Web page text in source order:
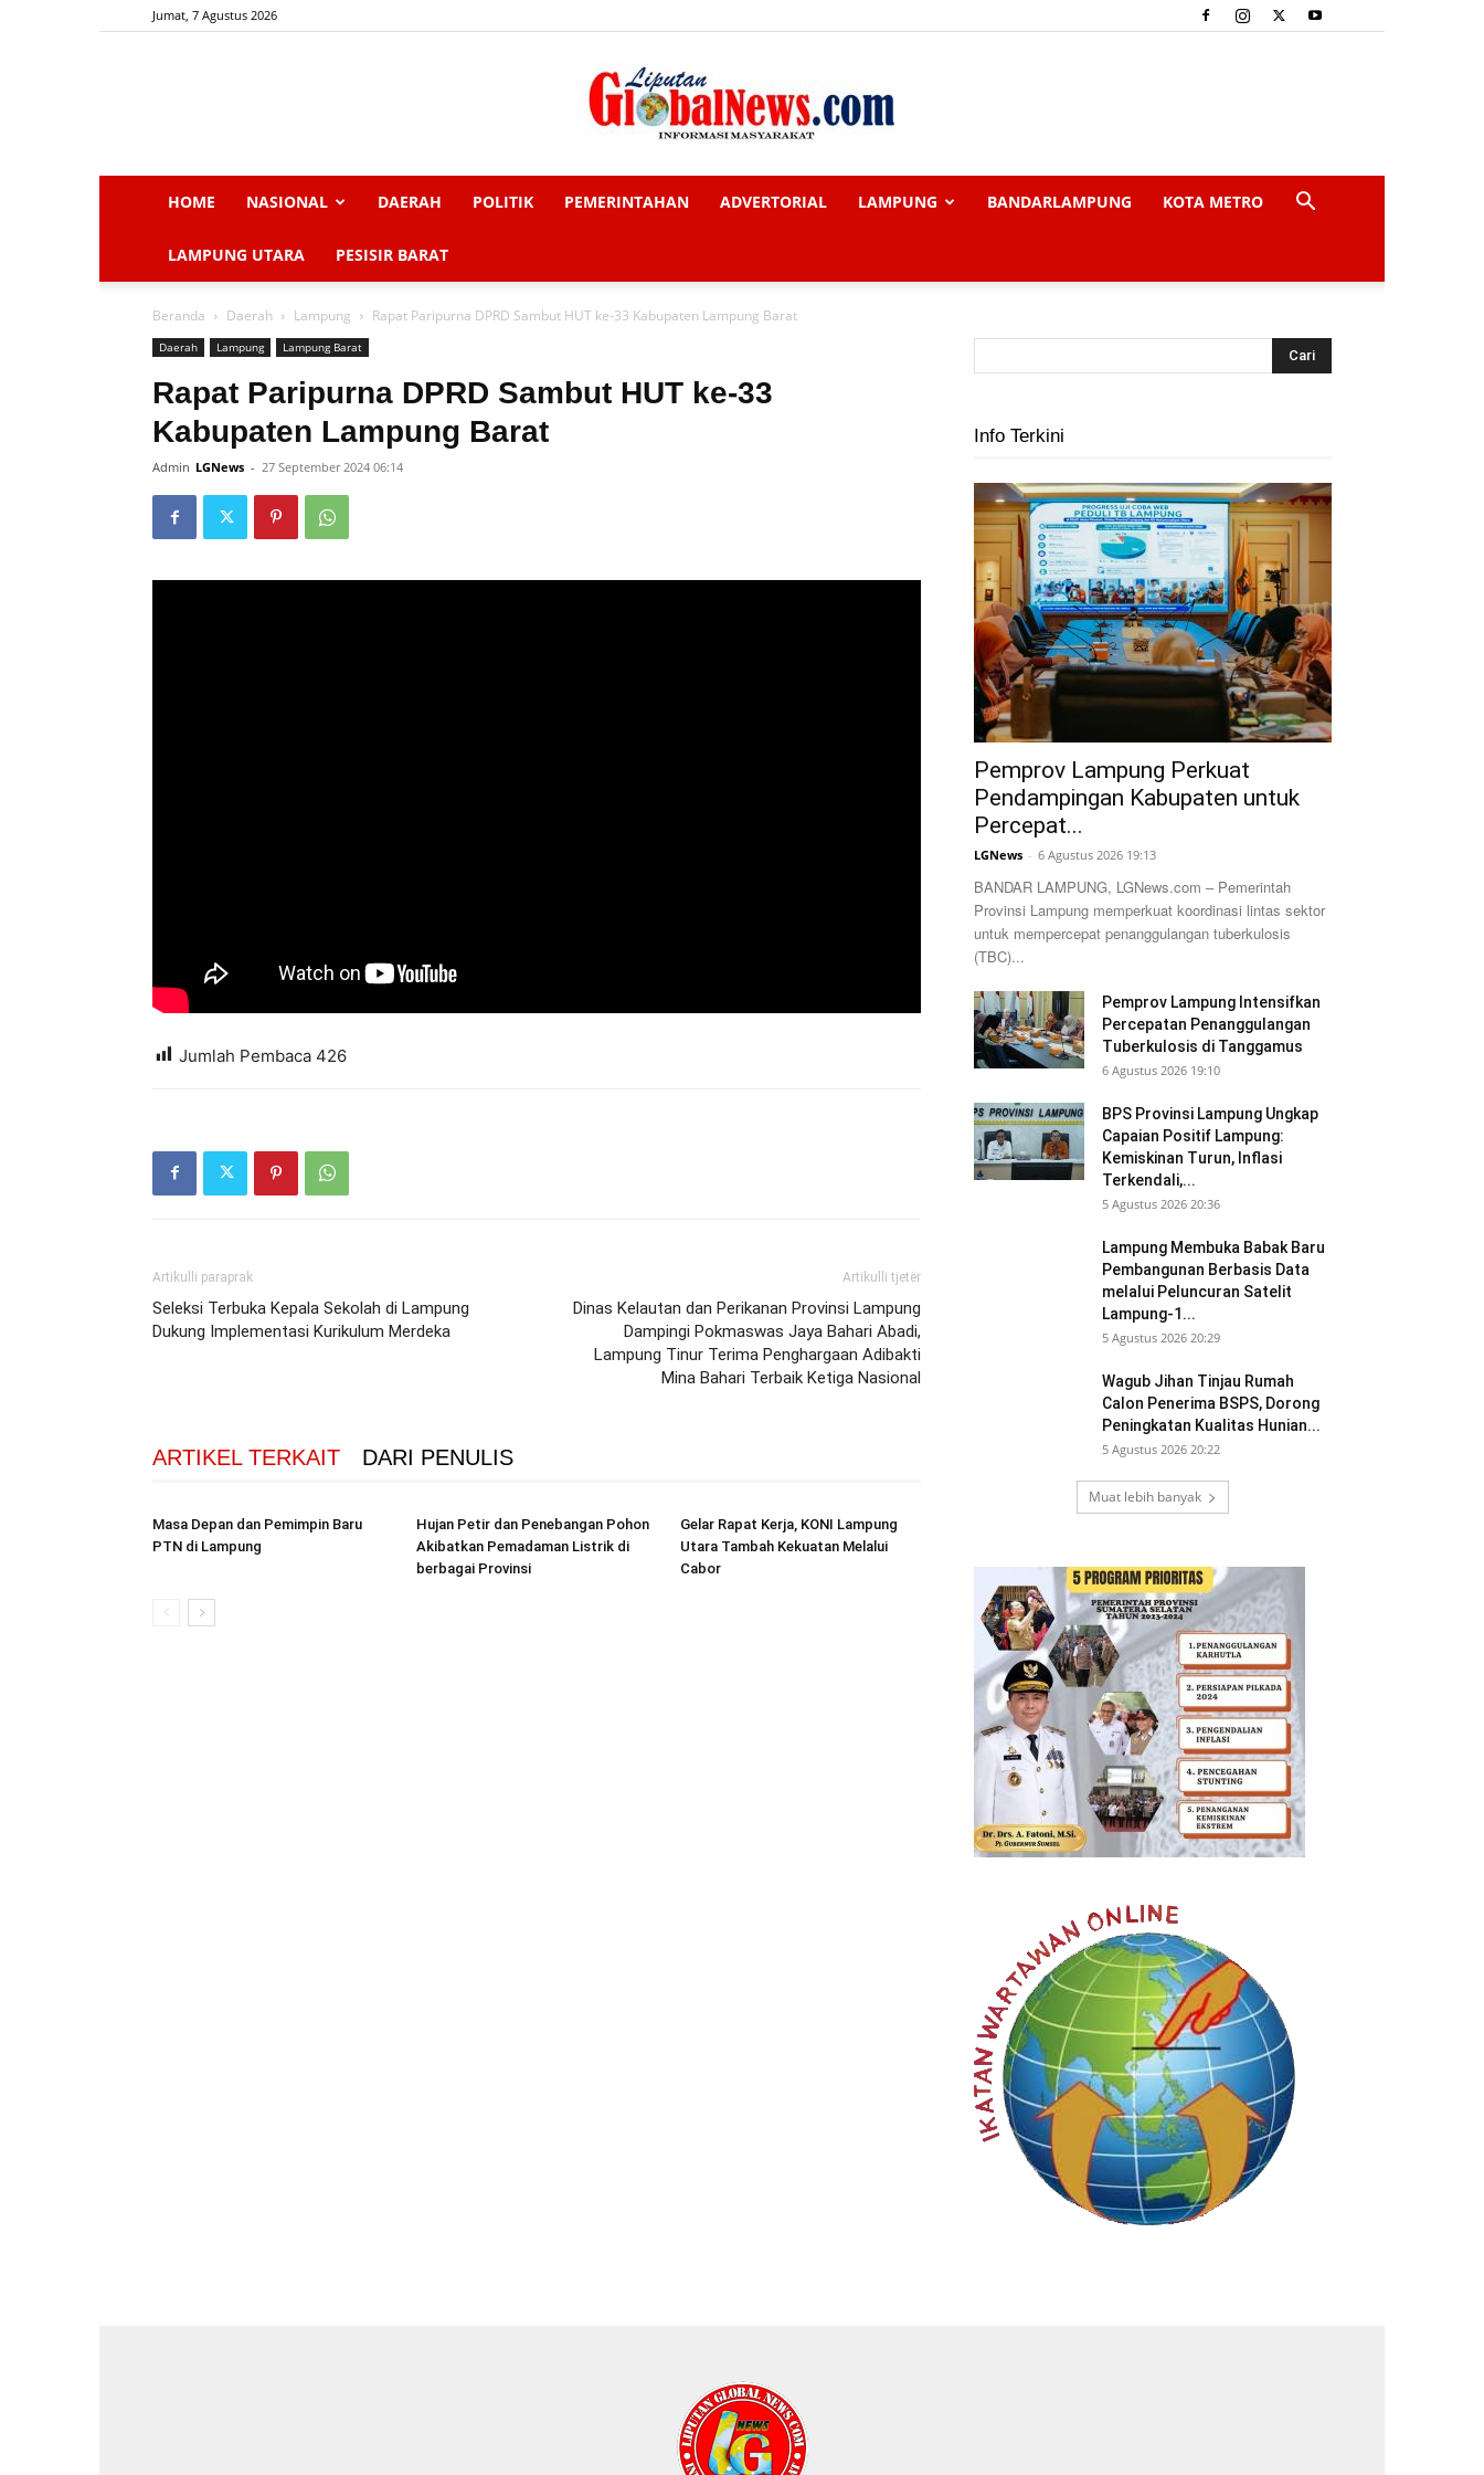
Jumat, 7 Agustus 2026
HOME NASIONAL DAERAH POLITIK PEMERINTAHAN ADVERTORIAL LAMPUNG BANDARLAMPUNG KOTA METRO
LAMPUNG UTARA PESISIR BARAT
Beranda Daerah Lampung Rapat Paripurna DPRD Sambut HUT ke-33 Kabupaten Lampung Barat
Daerah Lampung Lampung Barat
Rapat Paripurna DPRD Sambut HUT ke-33
Kabupaten Lampung Barat
Admin LGNews - 27 September 2024 06:14
Jumlah Pembaca 426
Artikulli paraprak
Seleksi Terbuka Kepala Sekolah di Lampung
Dukung Implementasi Kurikulum Merdeka
Artikulli tjetër
Dinas Kelautan dan Perikanan Provinsi Lampung
Dampingi Pokmaswas Jaya Bahari Abadi,
Lampung Tinur Terima Penghargaan Adibakti
Mina Bahari Terbaik Ketiga Nasional
ARTIKEL TERKAIT DARI PENULIS
Masa Depan dan Pemimpin Baru
PTN di Lampung
Hujan Petir dan Penebangan Pohon
Akibatkan Pemadaman Listrik di
berbagai Provinsi
Gelar Rapat Kerja, KONI Lampung
Utara Tambah Kekuatan Melalui
Cabor
Info Terkini
Pemprov Lampung Perkuat
Pendampingan Kabupaten untuk
Percepat...
LGNews - 6 Agustus 2026 19:13
BANDAR LAMPUNG, LGNews.com – Pemerintah
Provinsi Lampung memperkuat koordinasi lintas sektor
untuk mempercepat penanggulangan tuberkulosis
(TBC)...
Pemprov Lampung Intensifkan
Percepatan Penanggulangan
Tuberkulosis di Tanggamus
6 Agustus 2026 19:10
BPS Provinsi Lampung Ungkap
Capaian Positif Lampung:
Kemiskinan Turun, Inflasi
Terkendali,...
5 Agustus 2026 20:36
Lampung Membuka Babak Baru
Pembangunan Berbasis Data
melalui Peluncuran Satelit
Lampung-1...
5 Agustus 2026 20:29
Wagub Jihan Tinjau Rumah
Calon Penerima BSPS, Dorong
Peningkatan Kualitas Hunian...
5 Agustus 2026 20:22
Muat lebih banyak